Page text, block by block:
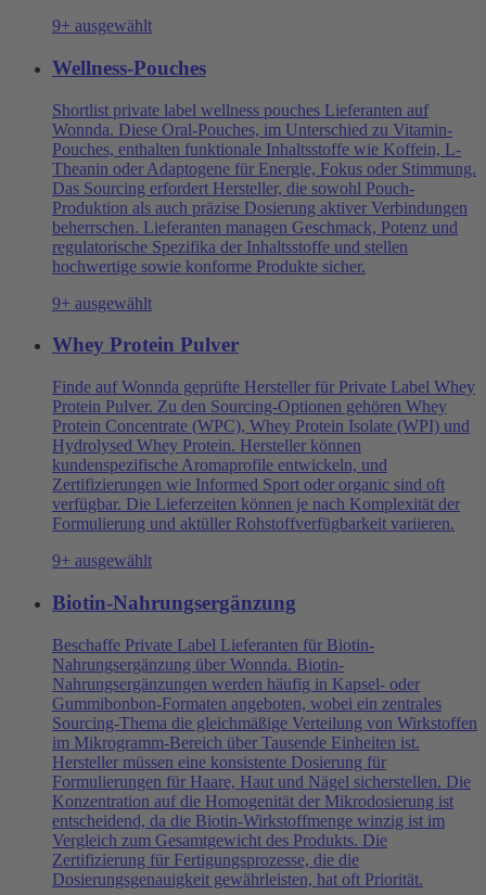
9+ ausgewählt
Wellness-Pouches
Shortlist private label wellness pouches Lieferanten auf
Wonnda. Diese Oral-Pouches, im Unterschied zu Vitamin-
Pouches, enthalten funktionale Inhaltsstoffe wie Koffein, L-
Theanin oder Adaptogene für Energie, Fokus oder Stimmung.
Das Sourcing erfordert Hersteller, die sowohl Pouch-
Produktion als auch präzise Dosierung aktiver Verbindungen
beherrschen. Lieferanten managen Geschmack, Potenz und
regulatorische Spezifika der Inhaltsstoffe und stellen
hochwertige sowie konforme Produkte sicher.
9+ ausgewählt
Whey Protein Pulver
Finde auf Wonnda geprüfte Hersteller für Private Label Whey
Protein Pulver. Zu den Sourcing-Optionen gehören Whey
Protein Concentrate (WPC), Whey Protein Isolate (WPI) und
Hydrolysed Whey Protein. Hersteller können
kundenspezifische Aromaprofile entwickeln, und
Zertifizierungen wie Informed Sport oder organic sind oft
verfügbar. Die Lieferzeiten können je nach Komplexität der
Formulierung und aktüller Rohstoffverfügbarkeit variieren.
9+ ausgewählt
Biotin-Nahrungsergänzung
Beschaffe Private Label Lieferanten für Biotin-
Nahrungsergänzung über Wonnda. Biotin-
Nahrungsergänzungen werden häufig in Kapsel- oder
Gummibonbon-Formaten angeboten, wobei ein zentrales
Sourcing-Thema die gleichmäßige Verteilung von Wirkstoffen
im Mikrogramm-Bereich über Tausende Einheiten ist.
Hersteller müssen eine konsistente Dosierung für
Formulierungen für Haare, Haut und Nägel sicherstellen. Die
Konzentration auf die Homogenität der Mikrodosierung ist
entscheidend, da die Biotin-Wirkstoffmenge winzig ist im
Vergleich zum Gesamtgewicht des Produkts. Die
Zertifizierung für Fertigungsprozesse, die die
Dosierungsgenauigkeit gewährleisten, hat oft Priorität.